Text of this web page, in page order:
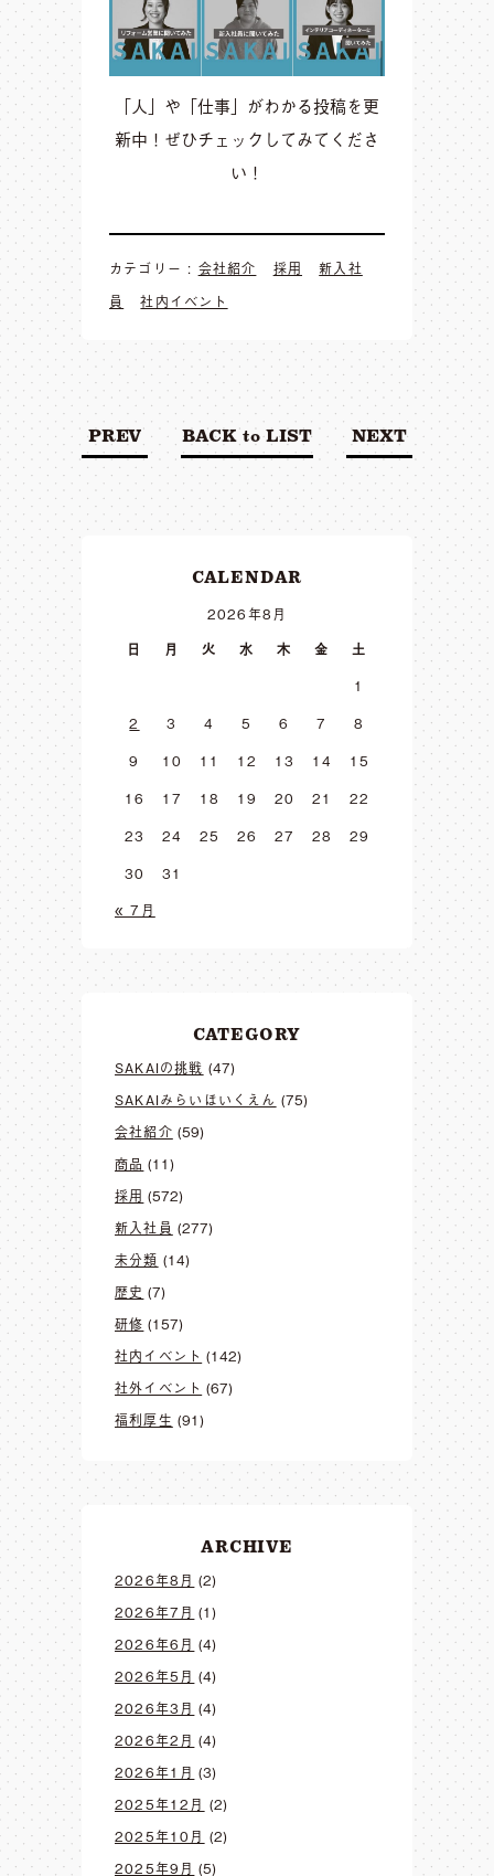
「人」や「仕事」がわかる投稿を更
新中！ぜひチェックしてみてくださ
い！
カテゴリー : 会社紹介 採用
新入社
員
社内イベント
PREV BACK to LIST NEXT
CALENDAR
2026年8月
日
月 火 水 木 金
土
1
2
3 4 5 6 7
8
9
10 11 12 13 14
15
16
17 18 19 20 21
22
23
24 25 26 27 28
29
30
31
« 7月
CATEGORY
SAKAIの挑戦 (47)
SAKAIみらいほいくえん (75)
会社紹介 (59)
商品 (11)
採用 (572)
新入社員 (277)
未分類 (14)
歴史 (7)
研修 (157)
社内イベント (142)
社外イベント (67)
福利厚生 (91)
ARCHIVE
2026年8月 (2)
2026年7月 (1)
2026年6月 (4)
2026年5月 (4)
2026年3月 (4)
2026年2月 (4)
2026年1月 (3)
2025年12月 (2)
2025年10月 (2)
2025年9月 (5)